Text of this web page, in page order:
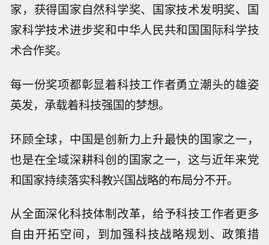
家，获得国家自然科学奖、国家技术发明奖、国
家科学技术进步奖和中华人民共和国国际科学技
术合作奖。
每一份奖项都彰显着科技工作者勇立潮头的雄姿
英发，承载着科技强国的梦想。
环顾全球，中国是创新力上升最快的国家之一，
也是在全域深耕科创的国家之一，这与近年来党
和国家持续落实科教兴国战略的布局分不开。
从全面深化科技体制改革，给予科技工作者更多
自由开拓空间，到加强科技战略规划、政策措